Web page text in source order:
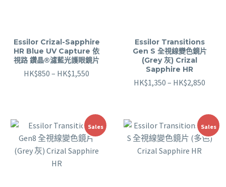
Essilor Crizal-Sapphire
HR Blue UV Capture 依
視路 鑽晶®濾藍光護眼鏡片
HK$850 – HK$1,550
Essilor Transitions
Gen S 全視線變色鏡片
(Grey 灰) Crizal
Sapphire HR
HK$1,350 – HK$2,850
Sales Sales